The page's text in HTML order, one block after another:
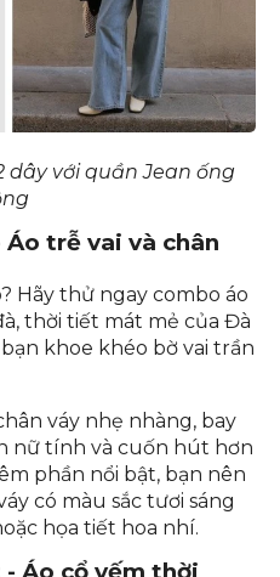
với quần Jean ống
trễ vai và chân
Hãy thử ngay combo áo
thời tiết mát mẻ của Đà
khoe khéo bờ vai trần
váy nhẹ nhàng, bay
nữ tính và cuốn hút hơn
phần nổi bật, bạn nên